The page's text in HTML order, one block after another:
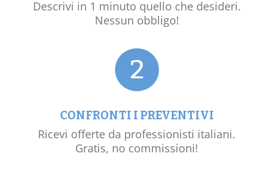
Descrivi in 1 minuto quello che desideri.
Nessun obbligo!
2
CONFRONTI I PREVENTIVI
Ricevi offerte da professionisti italiani.
Gratis, no commissioni!